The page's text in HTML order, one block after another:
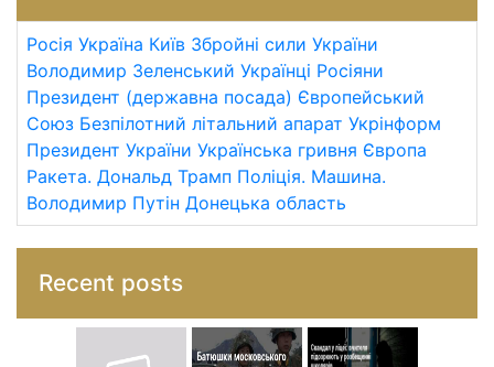
Росія Україна Київ Збройні сили України
Володимир Зеленський Українці Росіяни
Президент (державна посада) Європейський
Союз Безпілотний літальний апарат Укрінформ
Президент України Українська гривня Європа
Ракета. Дональд Трамп Поліція. Машина.
Володимир Путін Донецька область
Recent posts